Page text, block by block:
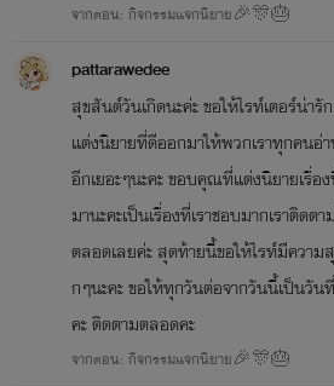
จากตอน: กิจกรรมแจกนิยาย🎉🎊🎂
pattarawedee
สุขสันต์วันเกิดนะค่ะ ขอให้ไรท์เตอร์น่ารั
เเต่งนิยายที่ดีออกมาให้พวกเราทุกคนอ่
อีกเยอะๆนะคะ ขอบคุณที่แต่งนิยายเรื่อ
มานะคะเป็นเรื่องที่เราชอบมากเราติดตา
ตลอดเลยค่ะ สุดท้ายนี้ขอให้ไรท์มีความ
กๆนะคะ ขอให้ทุกวันต่อจากวันนี้เป็นวัน
คะ ติดตามตลอดคะ
จากตอน: กิจกรรมแจกนิยาย🎉🎊🎂